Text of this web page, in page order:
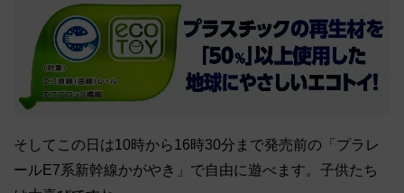
そしてこの日は10時から16時30分まで発売前の「プラレ
ールE7系新幹線かがやき」で自由に遊べます。子供たち